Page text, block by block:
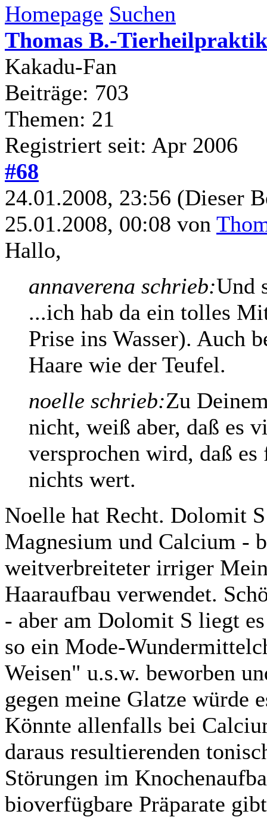
Homepage Suchen
Thomas B.-
Kakadu-Fan
Beiträge: 703
Themen: 21
Registriert seit: Apr 2006
#68
24.01.2008, 23:56 (Dieser
25.01.2008, 00:08 von
Hallo,
annaverena schrieb:Und
...ich hab da ein tolles
Prise ins Wasser). Auch
Haare wie der Teufel.
noelle schrieb:Zu
nicht, weiß aber, daß es
versprochen wird, daß
nichts wert.
Noelle hat Recht. Dolomit
Magnesium und Calcium -
weitverbreiteter irriger
Haaraufbau verwendet.
- aber am Dolomit S liegt
so ein Mode-
Weisen" u.s.w. beworben
gegen meine Glatze würde
Könnte allenfalls bei
daraus resultierenden
Störungen im
bioverfügbare Präparate